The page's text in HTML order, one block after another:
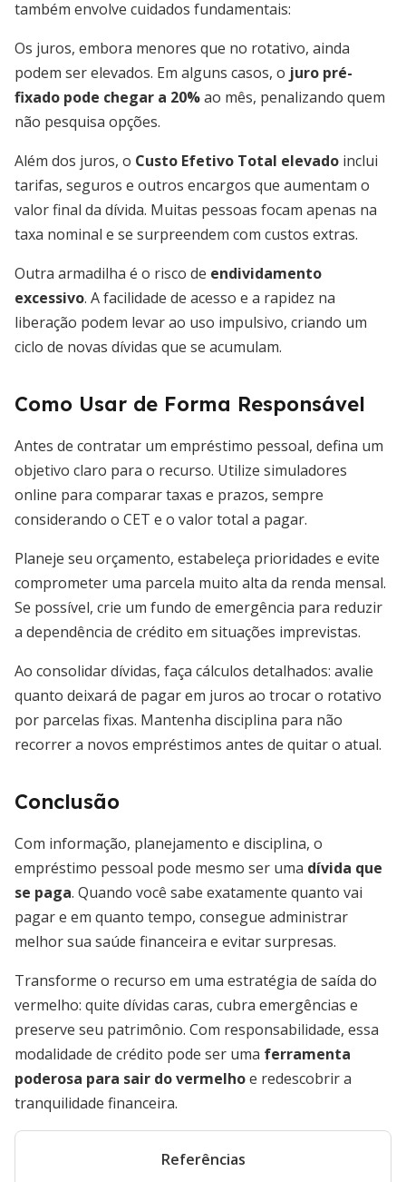
também envolve cuidados fundamentais:
Os juros, embora menores que no rotativo, ainda
podem ser elevados. Em alguns casos, o juro pré-
fixado pode chegar a 20%ao mês, penalizando quem
não pesquisa opções.
Além dos juros, o Custo Efetivo Total elevado inclui
tarifas, seguros e outros encargos que aumentam o
valor final da dívida. Muitas pessoas focam apenas na
taxa nominal e se surpreendem com custos extras.
Outra armadilha é o risco de endividamento
excessivo. A facilidade de acesso e a rapidez na
liberação podem levar ao uso impulsivo, criando um
ciclo de novas dívidas que se acumulam.
Como Usar de Forma Responsável
Antes de contratar um empréstimo pessoal, defina um
objetivo claro para o recurso. Utilize simuladores
online para comparar taxas e prazos, sempre
considerando o CET e o valor total a pagar.
Planeje seu orçamento, estabeleça prioridades e evite
comprometer uma parcela muito alta da renda mensal.
Se possível, crie um fundo de emergência para reduzir
a dependência de crédito em situações imprevistas.
Ao consolidar dívidas, faça cálculos detalhados: avalie
quanto deixará de pagar em juros ao trocar o rotativo
por parcelas fixas. Mantenha disciplina para não
recorrer a novos empréstimos antes de quitar o atual.
Conclusão
Com informação, planejamento e disciplina, o
empréstimo pessoal pode mesmo ser uma dívida que
se paga. Quando você sabe exatamente quanto vai
pagar e em quanto tempo, consegue administrar
melhor sua saúde financeira e evitar surpresas.
Transforme o recurso em uma estratégia de saída do
vermelho: quite dívidas caras, cubra emergências e
preserve seu patrimônio. Com responsabilidade, essa
modalidade de crédito pode ser uma ferramenta
poderosa para sair do vermelhoe redescobrir a
tranquilidade financeira.
Referências